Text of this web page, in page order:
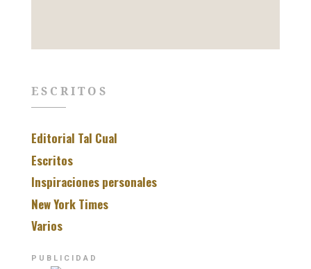
ESCRITOS
Editorial Tal Cual
Escritos
Inspiraciones personales
New York Times
Varios
PUBLICIDAD